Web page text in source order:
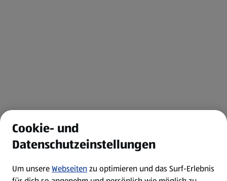
Cookie- und
Datenschutzeinstellungen
Um unsereWebseitenzu optimieren und das Surf-Erlebnis